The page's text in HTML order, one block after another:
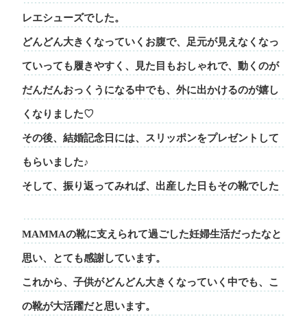
レエシューズでした。
どんどん大きくなっていくお腹で、足元が見えなくなっ
ていっても履きやすく、 見た目もおしゃれで、動くのが
だんだんおっくうになる中でも、外に出かけるのが嬉し
くなりました♡
その後、結婚記念日には、スリッポンをプレゼントして
もらいました♪
そして、振り返ってみれば、出産した日もその靴でした
MAMMAの靴に支えられて過ごした妊婦生活だったなと
思い、とても感謝しています。
これから、子供がどんどん大きくなっていく中でも、こ
の靴が大活躍だと思います。